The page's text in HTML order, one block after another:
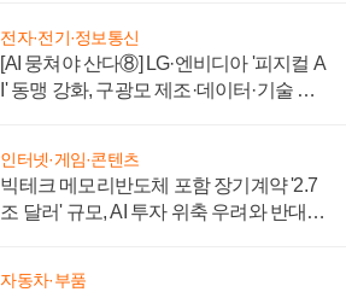
전자·전기·정보통신
[AI 뭉쳐야 산다⑧] LG·엔비디아 '피지컬 A
I' 동맹 강화, 구광모 제조·데이터·기술 결
인터넷·게임·콘텐츠
빅테크 메모리반도체 포함 장기계약 '2.7
조 달러' 규모, AI 투자 위축 우려와 반대
자동차·부품